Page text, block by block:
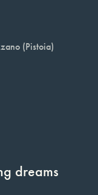
(Pistoia)
dreams